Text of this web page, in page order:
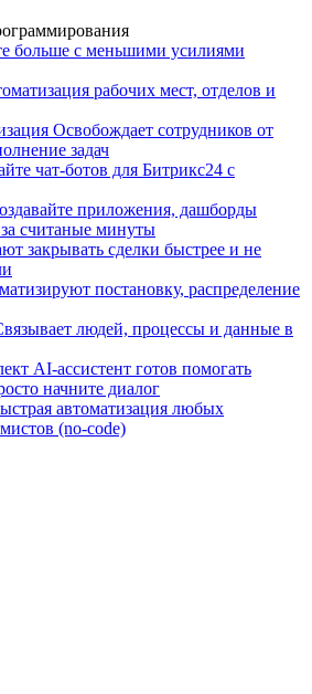
больше с меньшими усилиями
рабочих мест, отделов и
Освобождает сотрудников от
задач
чат-ботов для Битрикс24 с
приложения, дашборды
считаные минуты
закрывать сделки быстрее и не
постановку, распределение
людей, процессы и данные в
AI-ассистент готов помогать
начните диалог
автоматизация любых
(no-code)